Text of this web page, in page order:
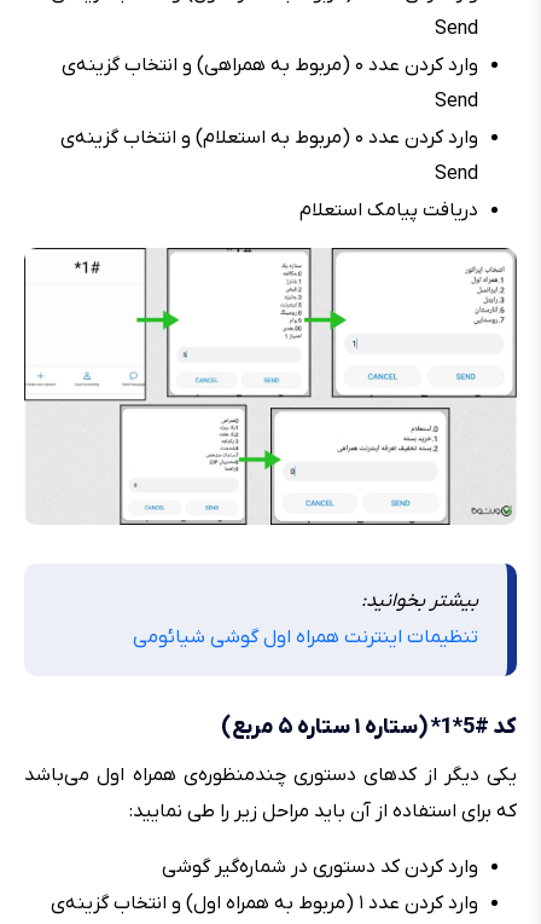
Send
وارد کردن عدد ۰ (مربوط به همراهی) و انتخاب گزینه‌ی
Send
وارد کردن عدد ۰ (مربوط به استعلام) و انتخاب گزینه‌ی
Send
دریافت پیامک استعلام
بیشتر بخوانید:
تنظیمات اینترنت همراه اول گوشی شیائومی
کد #5*1* (ستاره ۱ ستاره ۵ مربع)
یکی دیگر از کدهای دستوری چندمنظوره‌ی همراه اول می‌باشد
که برای استفاده از آن باید مراحل زیر را طی نمایید:
وارد کردن کد دستوری در شماره‌گیر گوشی
وارد کردن عدد ۱ (مربوط به همراه اول) و انتخاب گزینه‌ی